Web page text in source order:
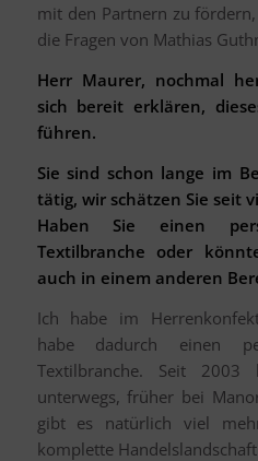
mit den Partnern zu
die Fragen von Mathias
Herr Maurer, nochmal
sich bereit erklären,
führen.
Sie sind schon lange im
tätig, wir schätzen Sie seit
Haben Sie einen
Textilbranche oder
auch in einem anderen
Ich habe im
habe dadurch einen
Textilbranche. Seit
unterwegs, früher bei
gibt es natürlich viel
komplette